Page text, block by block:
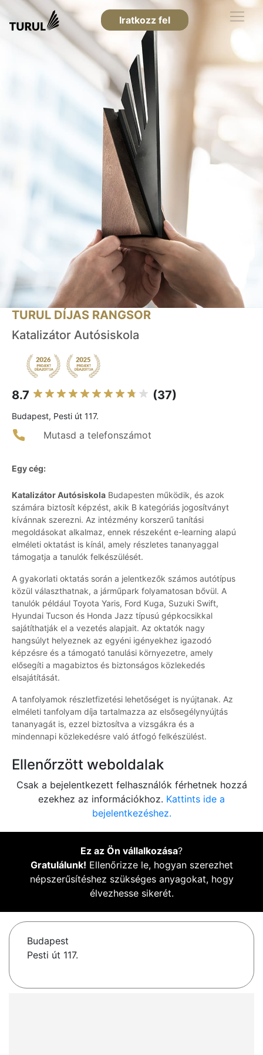
Iratkozz fel
TURUL DÍJAS RANGSOR
Katalizátor Autósiskola
8.7 (37)
Budapest, Pesti út 117.
Mutasd a telefonszámot
Egy cég:
Katalizátor Autósiskola Budapesten működik, és azok
számára biztosít képzést, akik B kategóriás jogosítványt
kívánnak szerezni. Az intézmény korszerű tanítási
megoldásokat alkalmaz, ennek részeként e-learning alapú
elméleti oktatást is kínál, amely részletes tananyaggal
támogatja a tanulók felkészülését.
A gyakorlati oktatás során a jelentkezők számos autótípus
közül választhatnak, a járműpark folyamatosan bővül. A
tanulók például Toyota Yaris, Ford Kuga, Suzuki Swift,
Hyundai Tucson és Honda Jazz típusú gépkocsikkal
sajátíthatják el a vezetés alapjait. Az oktatók nagy
hangsúlyt helyeznek az egyéni igényekhez igazodó
képzésre és a támogató tanulási környezetre, amely
elősegíti a magabiztos és biztonságos közlekedés
elsajátítását.
A tanfolyamok részletfizetési lehetőséget is nyújtanak. Az
elméleti tanfolyam díja tartalmazza az elsősegélynyújtás
tananyagát is, ezzel biztosítva a vizsgákra és a
mindennapi közlekedésre való átfogó felkészülést.
Ellenőrzött weboldalak
Csak a bejelentkezett felhasználók férhetnek hozzá
ezekhez az információkhoz. Kattints ide a
bejelentkezéshez.
Ez az Ön vállalkozása?
Gratulálunk! Ellenőrizze le, hogyan szerezhet
népszerűsítéshez szükséges anyagokat, hogy
élvezhesse sikerét.
Budapest
Pesti út 117.